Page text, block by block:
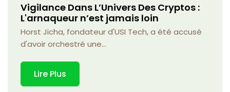
Vigilance Dans L’Univers Des Cryptos :
L'arnaqueur n’est jamais loin
Horst Jicha, fondateur d'USI Tech, a été accusé
d'avoir orchestré une...
Lire Plus